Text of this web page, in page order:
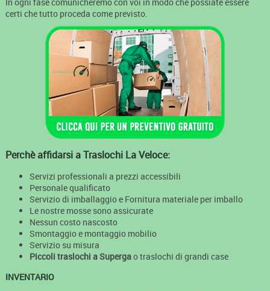
certi che tutto proceda come previsto.
Perchè affidarsi a Traslochi La Veloce:
Servizi professionali a prezzi accessibili
Personale qualificato
Servizio di imballaggio e Fornitura materiale per imballo
Le nostre mosse sono assicurate
Nessun costo nascosto
Smontaggio e montaggio mobilio
Servizio su misura
Piccoli traslochi a Supergao traslochi di grandi case
INVENTARIO